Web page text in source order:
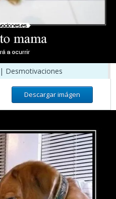
Desmotivaciones
Descargar imágen